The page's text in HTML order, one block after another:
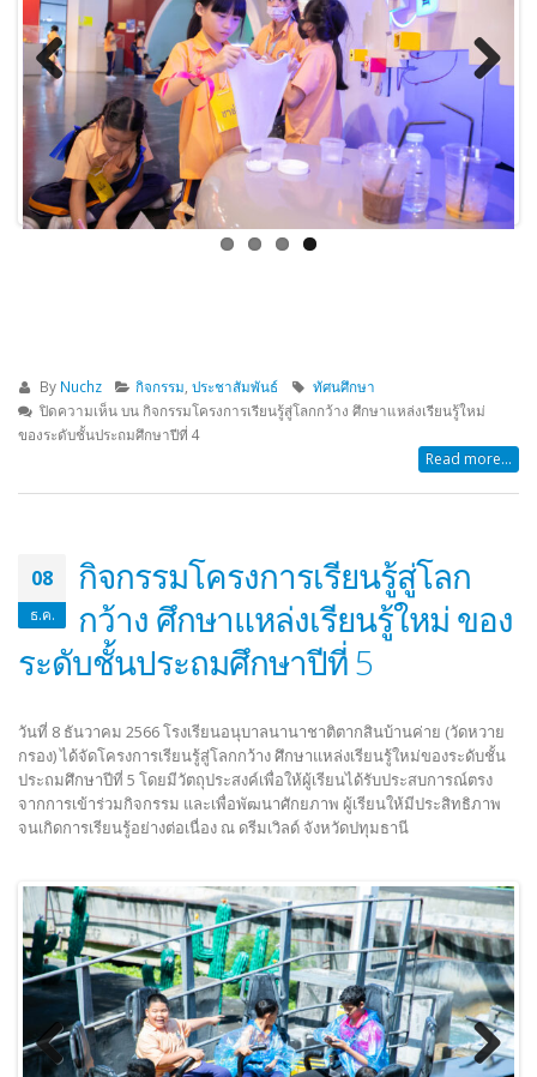
Previous Next
By Nuchz กิจกรรม ,ประชาสัมพันธ์
ทัศนศึกษา
ปิดความเห็นบน กิจกรรมโครงการเรียนรู้สู่โลกกว้าง ศึกษาแหล่งเรียนรู้ใหม่
ของระดับชั้นประถมศึกษาปีที่ 4
Read more...
08
ธ.ค.
กิจกรรมโครงการเรียนรู้สู่โลก
กว้าง ศึกษาแหล่งเรียนรู้ใหม่ ของ
ระดับชั้นประถมศึกษาปีที่ 5
วันที่ 8 ธันวาคม 2566 โรงเรียนอนุบาลนานาชาติตากสินบ้านค่าย (วัดหวาย
กรอง) ได้จัดโครงการเรียนรู้สู่โลกกว้าง ศึกษาแหล่งเรียนรู้ใหม่ของระดับชั้น
ประถมศึกษาปีที่ 5 โดยมีวัตถุประสงค์เพื่อให้ผู้เรียนได้รับประสบการณ์ตรง
จากการเข้าร่วมกิจกรรม และเพื่อพัฒนาศักยภาพ ผู้เรียนให้มีประสิทธิภาพ
จนเกิดการเรียนรู้อย่างต่อเนื่อง ณ ดรีมเวิลด์ จังหวัดปทุมธานี